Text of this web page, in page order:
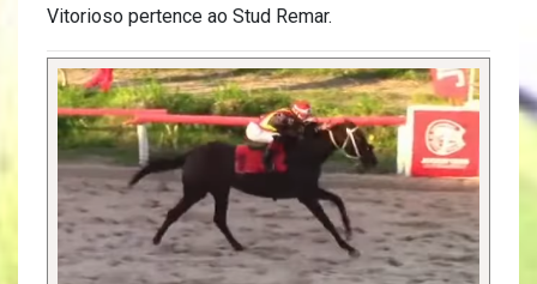
Vitorioso pertence ao Stud Remar.